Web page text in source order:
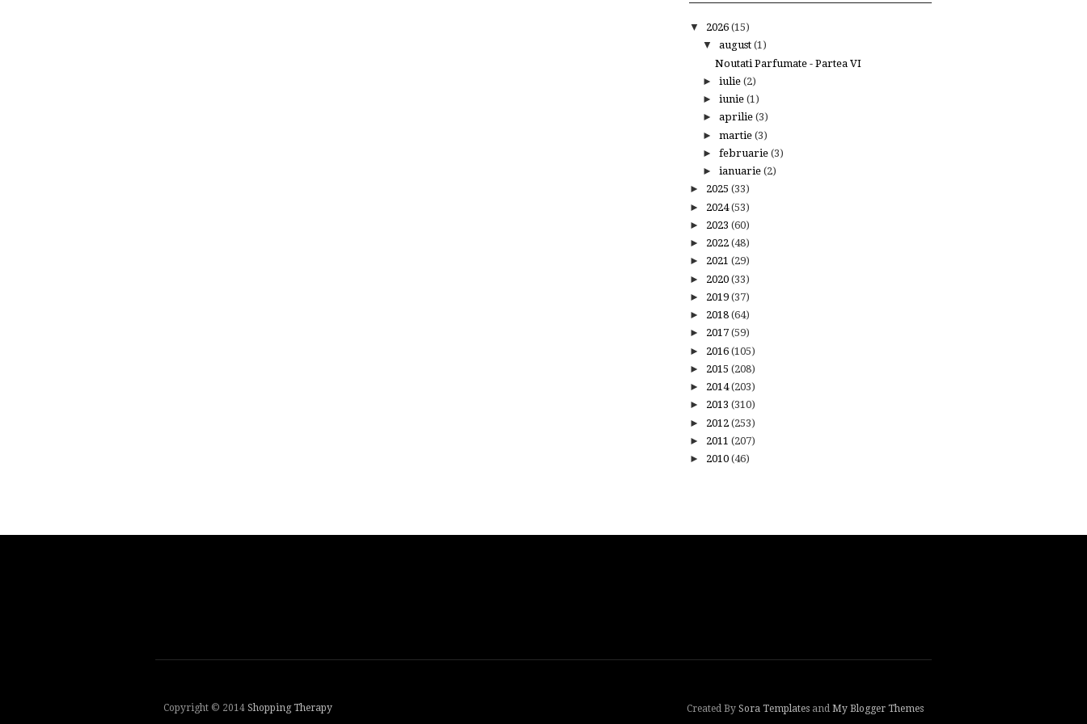
▼ 2026 (15)
▼ august (1)
Noutati Parfumate - Partea VI
► iulie (2)
► iunie (1)
► aprilie (3)
► martie (3)
► februarie (3)
► ianuarie (2)
► 2025 (33)
► 2024(53)
► 2023 (60)
► 2022 (48)
► 2021 (29)
► 2020 (33)
► 2019 (37)
► 2018 (64)
► 2017 (59)
► 2016 (105)
► 2015 (208)
► 2014(203)
► 2013 (310)
► 2012 (253)
► 2011 (207)
► 2010 (46)
Copyright © 2014 Shopping Therapy Created By Sora Templates and My Blogger Themes